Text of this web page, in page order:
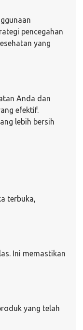
pencegahan
yang
Anda dan
efektif.
lebih bersih
terbuka,
Ini memastikan
yang telah